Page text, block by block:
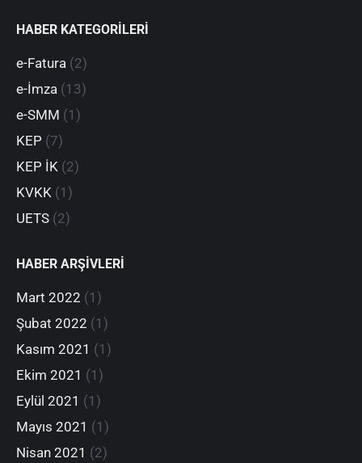
HABER KATEGORİLERİ
e-Fatura (2)
e-İmza (13)
e-SMM (1)
KEP (7)
KEP İK (2)
KVKK (1)
UETS (2)
HABER ARŞİVLERİ
Mart 2022 (1)
Şubat 2022 (1)
Kasım 2021 (1)
Ekim 2021 (1)
Eylül 2021 (1)
Mayıs 2021 (1)
Nisan 2021 (2)